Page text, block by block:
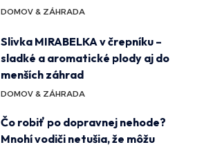
DOMOV & ZÁHRADA
Slivka MIRABELKA v črepníku –
sladké a aromatické plody aj do
menších záhrad
DOMOV & ZÁHRADA
Čo robiť po dopravnej nehode?
Mnohí vodiči netušia, že môžu